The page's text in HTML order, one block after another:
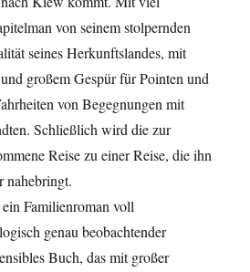
von seinem stolpernden
seines Herkunftslandes, mit
großem Gespür für Pointen und
von Begegnungen mit
Schließlich wird die zur
Reise zu einer Reise, die ihn
nahebringt.
Familienroman voll
genau beobachtender
Buch, das mit großer